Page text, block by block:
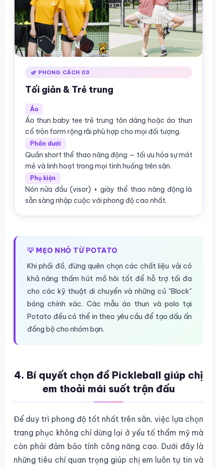
🌿 PHONG CÁCH 03
Tối giản & Trẻ trung
Áo
Áo thun baby tee trẻ trung tôn dáng hoặc áo thun
cổ tròn form rộng rãi phù hợp cho mọi đối tượng.
Phần dưới
Quần short thể thao năng động — tối ưu hóa sự mát
mẻ và linh hoạt trong mọi tình huống trên sân.
Phụ kiện
Nón nửa đầu (visor) + giày thể thao năng động là
sẵn sàng nhập cuộc với phong độ cao nhất.
💡 MẸO NHỎ TỪ POTATO
Khi phối đồ, đừng quên chọn các chất liệu vải có
khả năng thấm hút mồ hôi tốt để hỗ trợ tối đa
cho các kỹ thuật di chuyển và những cú "Block"
bóng chính xác. Các mẫu áo thun và polo tại
Potato đều có thể in theo yêu cầu để tạo dấu ấn
đồng bộ cho nhóm bạn.
4. Bí quyết chọn đồ Pickleball giúp chị
em thoải mái suốt trận đấu
Để duy trì phong độ tốt nhất trên sân, việc lựa chọn
trang phục không chỉ dừng lại ở yếu tố thẩm mỹ mà
còn phải đảm bảo tính công năng cao. Dưới đây là
những tiêu chí quan trọng giúp chị em luôn tự tin và